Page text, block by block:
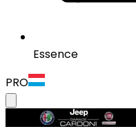
Essence
PRO